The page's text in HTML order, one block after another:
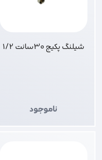
شیلنگ پکیج 30سانت 1/2
ناموجود